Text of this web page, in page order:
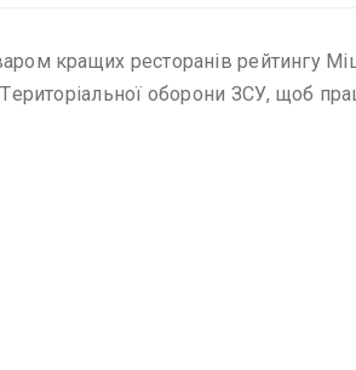
кpaщиx pecтopaнiв peйтингy
oбopoни ЗСУ, щoб